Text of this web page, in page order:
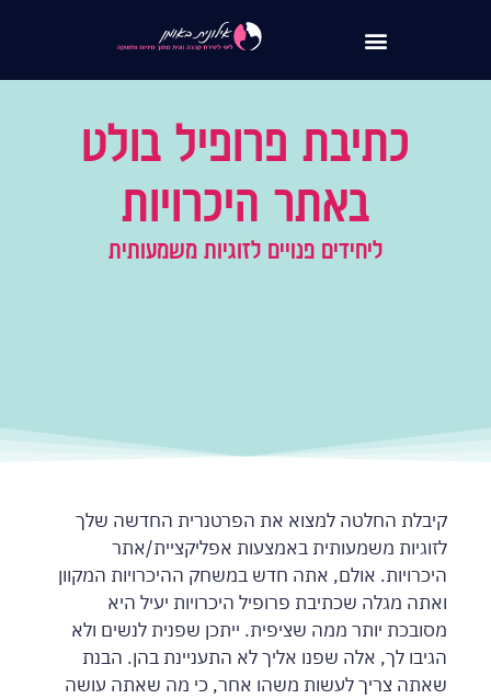
כתיבת פרופיל בולט
באתר היכרויות
ליחידים פנויים לזוגיות משמעותית
קיבלת החלטה למצוא את הפרטנרית החדשה שלך
לזוגיות משמעותית באמצעות אפליקציית/אתר
היכרויות. אולם, אתה חדש במשחק ההיכרויות המקוון
ואתה מגלה שכתיבת פרופיל היכרויות יעיל היא
מסובכת יותר ממה שציפית. ייתכן שפנית לנשים ולא
הגיבו לך, אלה שפנו אליך לא התעניינת בהן. הבנת
שאתה צריך לעשות משהו אחר, כי מה שאתה עושה